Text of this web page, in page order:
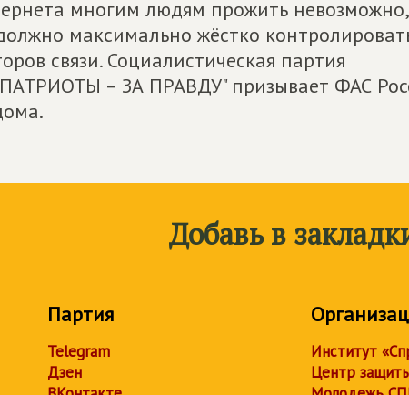
многим людям прожить
максимально жёстко
связи. Социалистическая партия
– ЗА ПРАВДУ" призывает ФАС
Добавь в
Партия
Telegram
Дзен
Институт
Центр